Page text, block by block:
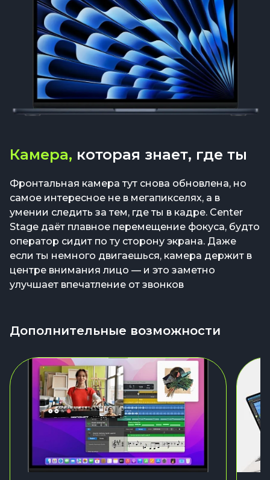
Камера, которая знает, где ты
Фронтальная камера тут снова обновлена, но
самое интересное не в мегапикселях, а в
умении следить за тем, где ты в кадре. Center
Stage даёт плавное перемещение фокуса, будто
оператор сидит по ту сторону экрана. Даже
если ты немного двигаешься, камера держит в
центре внимания лицо — и это заметно
улучшает впечатление от звонков
Дополнительные возможности